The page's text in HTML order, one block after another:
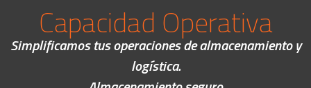
Capacidad Operativa
Simplificamos tus operaciones de almacenamiento y
logística.